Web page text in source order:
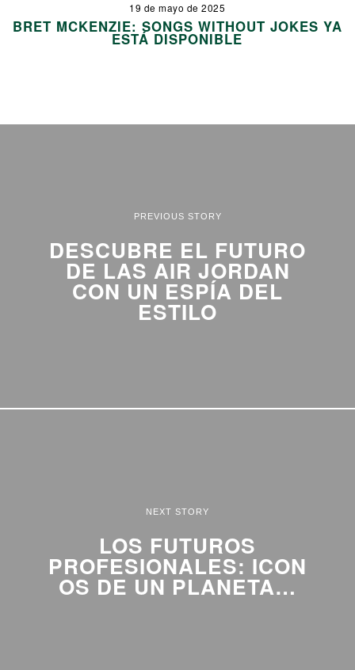
19 de mayo de 2025
BRET MCKENZIE: SONGS WITHOUT JOKES YA
ESTÁ DISPONIBLE
PREVIOUS STORY
DESCUBRE EL FUTURO
DE LAS AIR JORDAN
CON UN ESPÍA DEL
ESTILO
NEXT STORY
LOS FUTUROS
PROFESIONALES: ICON
OS DE UN PLANETA…